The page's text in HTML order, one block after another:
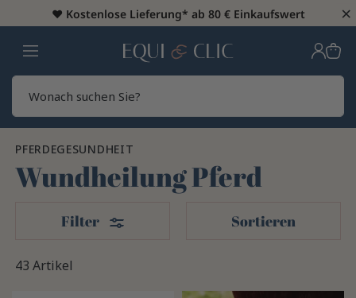
♥️ Kostenlose Lieferung* ab 80 € Einkaufswert ×
Heim
PFERDEGESUNDHEIT
Wundheilung Pferd
43 Artikel
Filter Filter Sortieren